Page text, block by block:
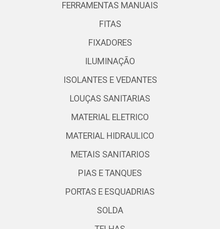
FERRAMENTAS MANUAIS
FITAS
FIXADORES
ILUMINAÇÃO
ISOLANTES E VEDANTES
LOUÇAS SANITARIAS
MATERIAL ELETRICO
MATERIAL HIDRAULICO
METAIS SANITARIOS
PIAS E TANQUES
PORTAS E ESQUADRIAS
SOLDA